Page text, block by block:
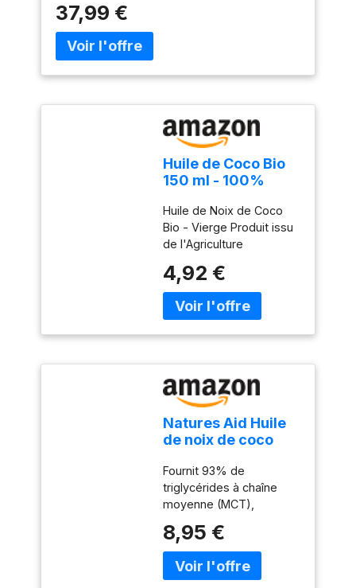
noix de coco désodorisée n'a ni goût ni
odeur de noix de coco et est parfaite pour la
friture, la friture ou la cuisson à la vapeur
est cultivée biologiquement aux Philippines,
37,99 €
Huile de Coco Bio
150 ml - 100%
Naturel - Première
pression à frois -
100% biologique -
Cuisine et
cosmétique
Huile de Noix de Coco
Bio - Vierge Produit issu
de l'Agriculture
4,92 €
Natures Aid Huile
de noix de coco
supérieure 250 ml
– Non hydrogénée,
93% MCT huile de
cuisson pour tous
les types de
pâtisserie et de
friture approuvée
Fournit 93% de
triglycérides à chaîne
moyenne (MCT),
par cuillère à soupe Non
hydrogéné Convient à
tous les types de
8,95 €